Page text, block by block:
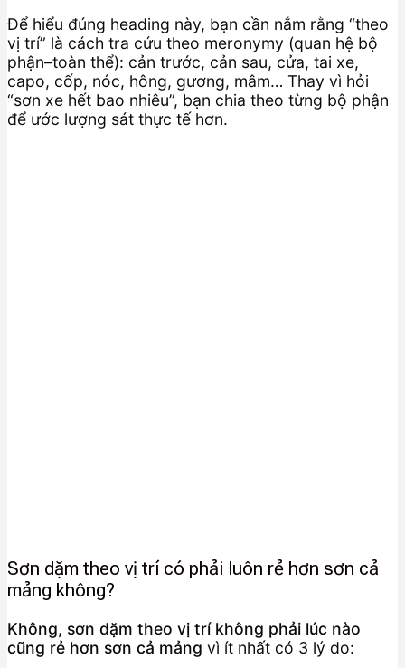
Để hiểu đúng heading này, bạn cần nắm rằng “theo
vị trí” là cách tra cứu theo meronymy (quan hệ bộ
phận–toàn thể): cản trước, cản sau, cửa, tai xe,
capo, cốp, nóc, hông, gương, mâm… Thay vì hỏi
“sơn xe hết bao nhiêu”, bạn chia theo từng bộ phận
để ước lượng sát thực tế hơn.
Sơn dặm theo vị trí có phải luôn rẻ hơn sơn cả
mảng không?
Không, sơn dặm theo vị trí không phải lúc nào
cũng rẻ hơn sơn cả mảng vì ít nhất có 3 lý do: